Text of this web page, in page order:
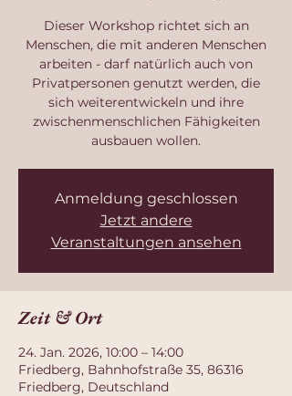
Dieser Workshop richtet sich an
Menschen, die mit anderen Menschen
arbeiten - darf natürlich auch von
Privatpersonen genutzt werden, die
sich weiterentwickeln und ihre
zwischenmenschlichen Fähigkeiten
ausbauen wollen.
Anmeldung geschlossen
Jetzt andere
Veranstaltungen ansehen
Zeit & Ort
24. Jan. 2026, 10:00 – 14:00
Friedberg, Bahnhofstraße 35, 86316
Friedberg, Deutschland